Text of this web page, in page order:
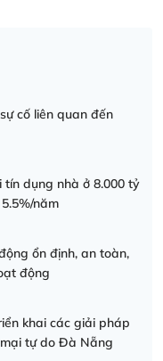
cố liên quan đến
tín dụng nhà ở 8.000 tỷ
ưu đãi 5.5%/năm
ổn định, an toàn,
động
khai các giải pháp
tự do Đà Nẵng